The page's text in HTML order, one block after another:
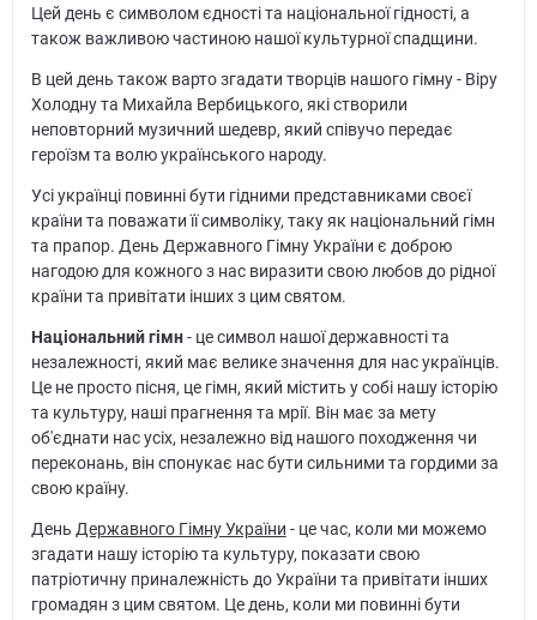
Цей день є символом єдності та національної гідності, а
також важливою частиною нашої культурної спадщини.
В цей день також варто згадати творців нашого гімну - Віру
Холодну та Михайла Вербицького, які створили
неповторний музичний шедевр, який співучо передає
героїзм та волю українського народу.
Усі українці повинні бути гідними представниками своєї
країни та поважати її символіку, таку як національний гімн
та прапор. День Державного Гімну України є доброю
нагодою для кожного з нас виразити свою любов до рідної
країни та привітати інших з цим святом.
Національний гімн- це символ нашої державності та
незалежності, який має велике значення для нас українців.
Це не просто пісня, це гімн, який містить у собі нашу історію
та культуру, наші прагнення та мрії. Він має за мету
об'єднати нас усіх, незалежно від нашого походження чи
переконань, він спонукає нас бути сильними та гордими за
свою країну.
День Державного Гімну України - це час, коли ми можемо
згадати нашу історію та культуру, показати свою
патріотичну приналежність до України та привітати інших
громадян з цим святом. Це день, коли ми повинні бути